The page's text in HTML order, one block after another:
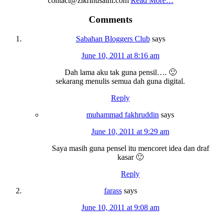
Comments
Sabahan Bloggers Club says
June 10, 2011 at 8:16 am
Dah lama aku tak guna pensil…. 🙂
sekarang menulis semua dah guna digital.
Reply
muhammad fakhruddin says
June 10, 2011 at 9:29 am
Saya masih guna pensel itu mencoret idea dan draf
kasar 🙂
Reply
farass says
June 10, 2011 at 9:08 am